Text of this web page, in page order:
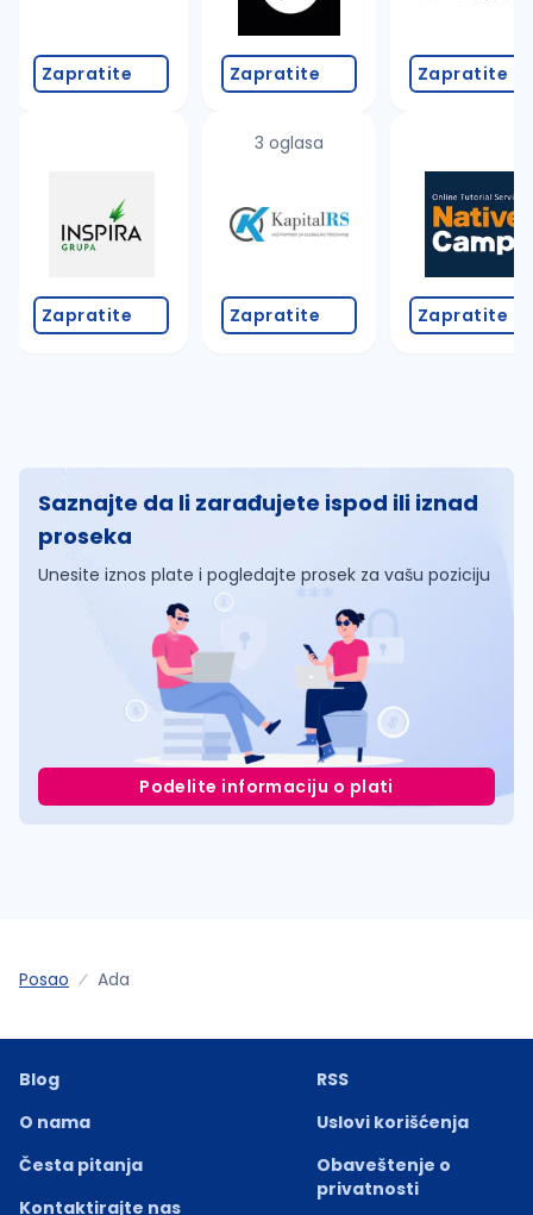
Zapratite
Zapratite
Zapratite
3 oglasa
Zapratite
Zapratite
Zapratite
Saznajte da li zarađujete ispod ili iznad
proseka
Unesite iznos plate i pogledajte prosek za vašu poziciju
Podelite informaciju o plati
Posao Ada
Blog
O nama
Česta pitanja
Kontaktirajte nas
RSS
Uslovi korišćenja
Obaveštenje o
privatnosti